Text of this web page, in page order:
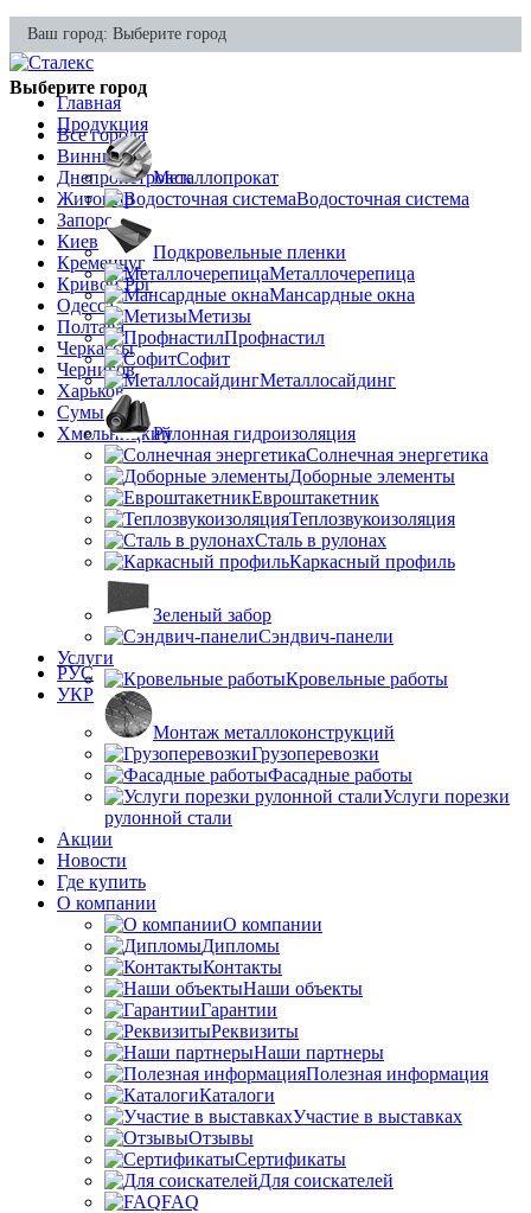
Ваш город: Выберите город
Выберите город
Все города
Винница
Днепропетровск
Житомир
Запорожье
Киев
Кременчуг
Кривой Рог
Одесса
Полтава
Черкассы
Чернигов
Харьков
Сумы
Хмельницкий
РУС
УКР
Главная
Продукция
Металлопрокат
Водосточная система
Подкровельные пленки
Металлочерепица
Мансардные окна
Метизы
Профнастил
Софит
Металлосайдинг
Рулонная гидроизоляция
Солнечная энергетика
Доборные элементы
Евроштакетник
Теплозвукоизоляция
Сталь в рулонах
Каркасный профиль
Зеленый забор
Сэндвич-панели
Услуги
Кровельные работы
Монтаж металлоконструкций
Грузоперевозки
Фасадные работы
Услуги порезки
рулонной стали
Акции
Новости
Где купить
О компании
О компании
Дипломы
Контакты
Наши объекты
Гарантии
Реквизиты
Наши партнеры
Полезная информация
Каталоги
Участие в выставках
Отзывы
Сертификаты
Для соискателей
FAQ